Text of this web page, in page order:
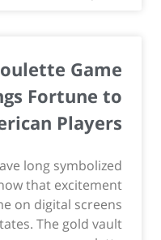
Game
Fortune to
Players
long symbolized
that excitement
on digital screens
The gold vault